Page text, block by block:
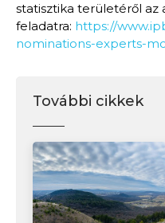
statisztika területéről
feladatra: https://
nominations-experts-
További cikkek